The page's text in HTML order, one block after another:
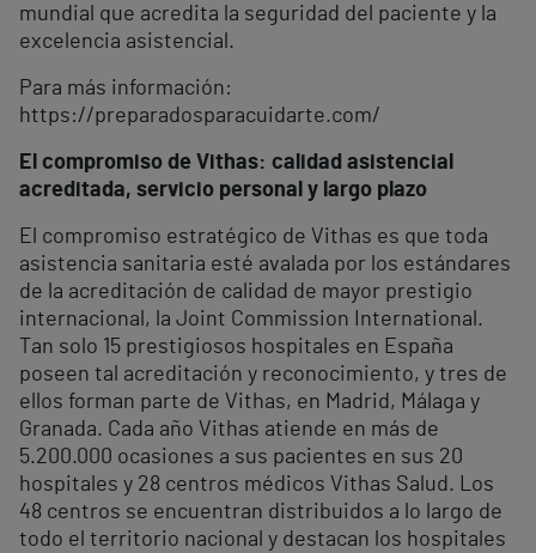
mundial que acredita la seguridad del paciente y la
excelencia asistencial.
Para más información:
https://preparadosparacuidarte.com/
El compromiso de Vithas: calidad asistencial
acreditada, servicio personal y largo plazo
El compromiso estratégico de Vithas es que toda
asistencia sanitaria esté avalada por los estándares
de la acreditación de calidad de mayor prestigio
internacional, la Joint Commission International.
Tan solo 15 prestigiosos hospitales en España
poseen tal acreditación y reconocimiento, y tres de
ellos forman parte de Vithas, en Madrid, Málaga y
Granada. Cada año Vithas atiende en más de
5.200.000 ocasiones a sus pacientes en sus 20
hospitales y 28 centros médicos Vithas Salud. Los
48 centros se encuentran distribuidos a lo largo de
todo el territorio nacional y destacan los hospitales